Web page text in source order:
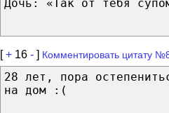
Дочь: «Так от тебя
[+ 16 - ] Комментировать цитату
28 лет, пора
на дом :(